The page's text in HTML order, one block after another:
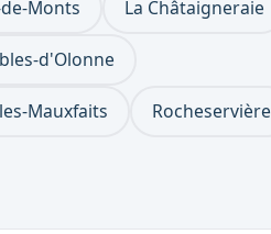
Monts La Châtaigneraie
d'Olonne
Mauxfaits Rocheservière